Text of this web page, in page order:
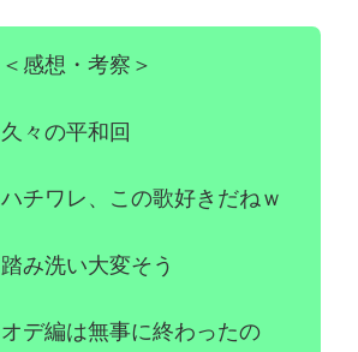
＜感想・考察＞
久々の平和回
ハチワレ、この歌好きだねｗ
踏み洗い大変そう
オデ編は無事に終わったの